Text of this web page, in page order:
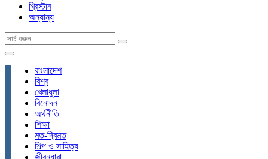
খ্রিস্টান
অন্যান্য
বাংলাদেশ
বিশ্ব
খেলাধুলা
বিনোদন
অর্থনীতি
শিক্ষা
মত-দ্বিমত
শিল্প ও সাহিত্য
জীবনধারা